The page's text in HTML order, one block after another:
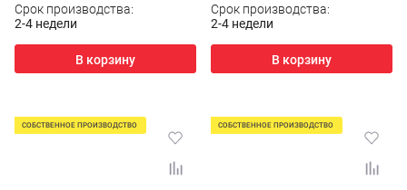
Срок производства:
2-4 недели
В корзину
Срок производства:
2-4 недели
В корзину
СОБСТВЕННОЕ ПРОИЗВОДСТВО СОБСТВЕННОЕ ПРОИЗВОДСТВО